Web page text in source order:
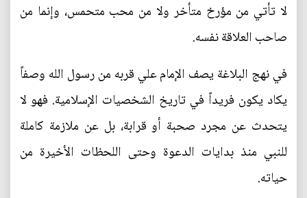
لا تأتي من مؤرخ متأخر ولا من محب متحمس، وإنما من
صاحب العلاقة نفسه.
في نهج البلاغة يصف الإمام علي قربه من رسول الله وصفاً
يكاد يكون فريداً في تاريخ الشخصيات الإسلامية. فهو لا
يتحدث عن مجرد صحبة أو قرابة، بل عن ملازمة كاملة
للنبي منذ بدايات الدعوة وحتى اللحظات الأخيرة من
حياته.